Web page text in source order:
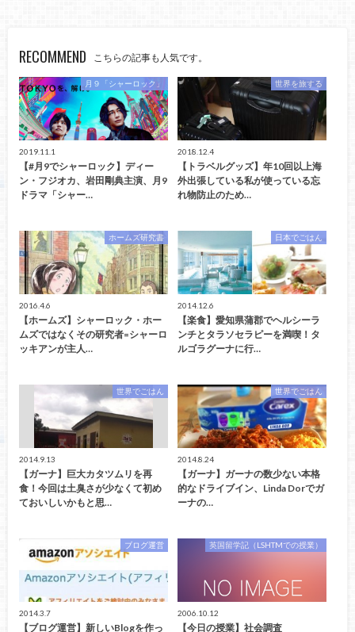
RECOMMEND こちらの記事も人気です。
月９「シャーロック」
2019.11.1
【#月9でシャーロック】ディー
ン・フジオカ、岩田剛典主演、月9
ドラマ「シャー…
世界を旅する
2018.12.4
【トラベルグッズ】年10回以上海
外出張している私が使っている忘
れ物防止のため…
ホームズ研究書
2016.4.6
【ホームズ】シャーロック・ホー
ムズではなくその研究者=シャーロ
ッキアンが主人…
日本でごはん
2014.12.6
【楽食】愛知県蒲郡でヘルシーラ
ンチとタラソセラピーを満喫！タ
ルゴラグーナに行…
世界でごはん
2014.9.13
【ガーナ】巨大カタツムリを再
食！今回は土臭さが少なくて初め
ておいしいかもと思…
世界でごはん
2014.8.24
【ガーナ】ガーナの数少ない本格
的なドライブイン、Linda Dorでガ
ーナの…
ブログ運営
2014.3.7
【ブログ運営】新しいBlogを作っ
英国留学記（LSHTMでの授業）
2006.10.12
【今日の授業】社会調査